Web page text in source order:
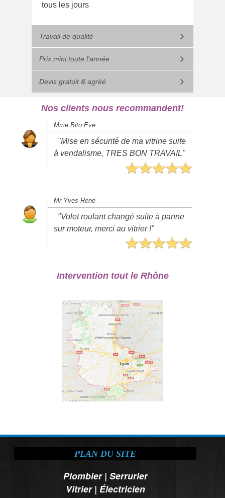
tous les jours
Travail de qualité
Prix mini toute l'année
Devis gratuit & agréé
Nos clients nous recommandent!
Mme Bito Eve
"Mise en sécurité de ma vitrine suite
à vendalisme, TRES BON TRAVAIL"
Mr Yves René
"Volet roulant changé suite à panne
sur moteur, merci au vitrier !"
Intervention tout le Rhône
PLAN DU SITE
Plombier| Serrurier
Vitrier| Électricien